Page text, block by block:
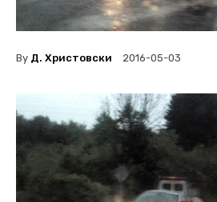
By Д. Христовски 2016-05-03